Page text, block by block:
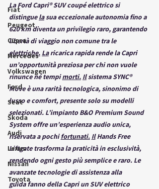
Fiat
Peugeot
Cupra
Mercedes
Volkswagen
Ford
Seat
Škoda
Audi
Lexus
Nissan
Toyota
La Ford Capri® SUV coupé elettrico si
distingue la sua eccezionale autonomia fino a
620 km diventa un privilegio raro, garantendo
libertà di viaggio non comune tra le
elettriche. La ricarica rapida rende la Capri
un’opportunità preziosa per chi non vuole
rinunce né tempi morti. Il sistema SYNC®
Move è una rarità tecnologica, sinonimo di
lusso e comfort, presente solo su modelli
selezionati. L’impianto B&O Premium Sound
System offre un’esperienza audio unica,
riservata a pochi fortunati. Il Hands Free
Liftgate trasforma la praticità in esclusività,
rendendo ogni gesto più semplice e raro. Le
avanzate tecnologie di assistenza alla
guida fanno della Capri un SUV elettrico